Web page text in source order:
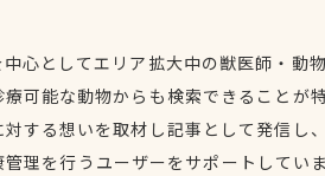
心としてエリア拡大中の獣医師・動
可能な動物からも検索できることが
する想いを取材し記事として発信し
理を行うユーザーをサポートしてい